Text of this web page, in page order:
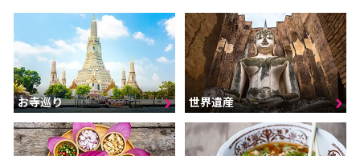
お寺巡り 世界遺産